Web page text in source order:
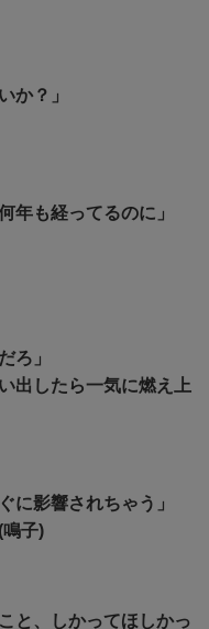
か？」
年も経ってるのに」
ろ」
出したら一気に燃え上
に影響されちゃう」
子)
と、しかってほしかっ